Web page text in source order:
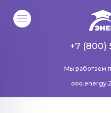
Мы работаем
+7 (800)